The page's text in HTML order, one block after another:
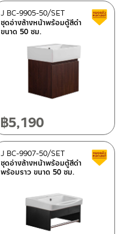
ชุดอ่างล้างหน้าพร้อมตู้สีดำ
ขนาด 50 ซม.
J BC-9905-50/SET
฿5,190
sale
ชุดอ่างล้างหน้าพร้อมตู้สีดำ
พร้อมราว ขนาด 50 ซม.
J BC-9907-50/SET